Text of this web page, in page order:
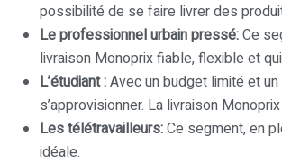
possibilité de se faire livrer des
Le professionnel urbain pressé:Ce
livraison Monoprix fiable, flexible et
L’étudiant :Avec un budget limité et
s’approvisionner. La livraison
Les télétravailleurs:Ce segment, en
idéale.